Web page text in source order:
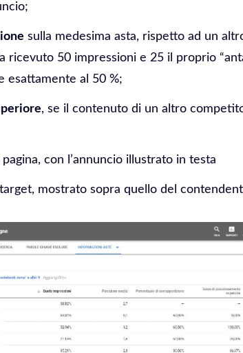
sulla medesima asta, rispetto ad un
ricevuto 50 impressioni e 25 il proprio
esattamente al 50 %;
, se il contenuto di un altro
con l’annuncio illustrato in testa
mostrato sopra quello del